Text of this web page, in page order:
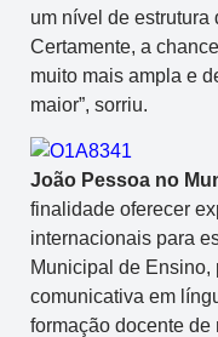
um nível de estrutura
Certamente, a
muito mais ampla e
maior”, sorriu.
João Pessoa no
finalidade oferecer
internacionais para
Municipal de
comunicativa em
formação docente